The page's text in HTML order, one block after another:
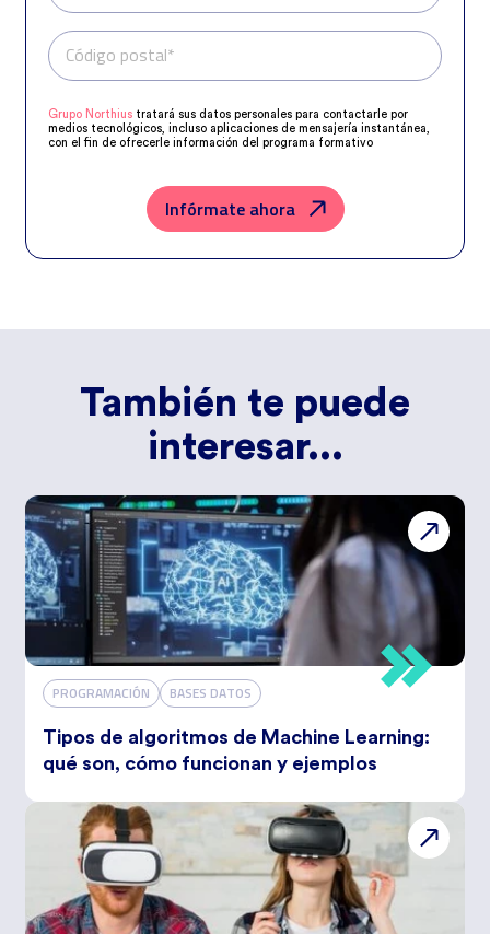
Teléfono*
Código postal*
Grupo Northius tratará sus datos personales para contactarle por
medios tecnológicos, incluso aplicaciones de mensajería instantánea,
con el fin de ofrecerle información del programa formativo
correspondiente. Compartiremos su solicitud con las empresas que
Grupo Northius
, con el objeto de que estas puedan
hacerle llegar la mejor oferta de productos y servicios de acuerdo a su
petición. Quedan reconocidos los derechos de acceso, rectificación,
Privacidad.
Infórmate ahora
También te puede
interesar...
PROGRAMACIÓN BASES DATOS
Tipos de algoritmos de Machine Learning:
qué son, cómo funcionan y ejemplos